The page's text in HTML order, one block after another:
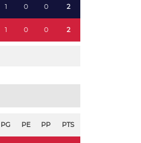
1 0 0 2
1 0 0 2
PG PE PP PTS